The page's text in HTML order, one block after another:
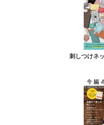
刺しつけネ